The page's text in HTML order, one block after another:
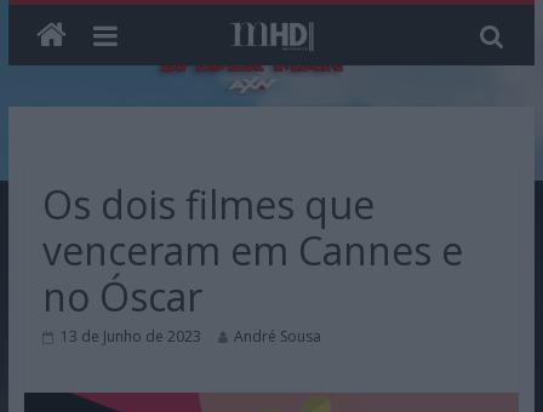
contentOs dois filmes que
venceram em Cannes e
no Óscar
13 de Junho de 2023 André Sousa